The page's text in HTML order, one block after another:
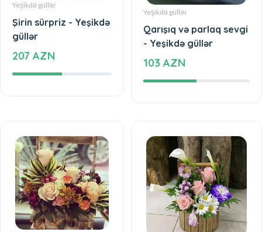
Yeşikdə güllər
Şirin sürpriz - Yeşikdə
güllər
207 AZN
Yeşikdə güllər
Qarışıq və parlaq sevgi
- Yeşikdə güllər
103 AZN